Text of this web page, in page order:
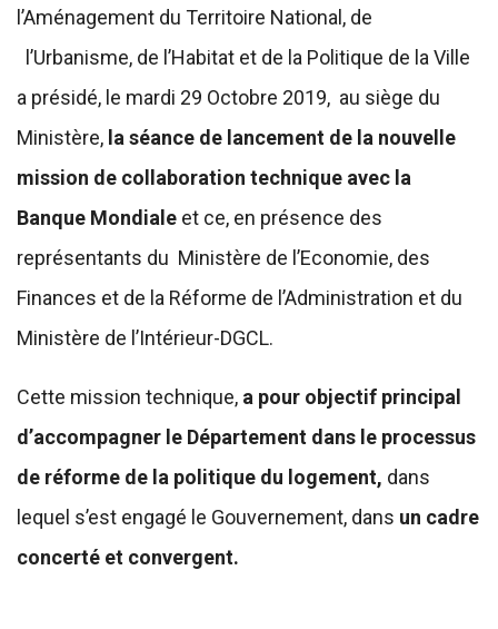
l’Aménagement du Territoire National, de
l’Urbanisme, de l’Habitat et de la Politique de la Ville
a présidé, le mardi 29 Octobre 2019, au siège du
Ministère, la séance de lancement de la nouvelle
mission de collaboration technique avec la
Banque Mondiale et ce, en présence des
représentants du Ministère de l’Economie, des
Finances et de la Réforme de l’Administration et du
Ministère de l’Intérieur-DGCL.
Cette mission technique, a pour objectif principal
d’accompagner le Département dans le processus
de réforme de la politique du logement, dans
lequel s’est engagé le Gouvernement, dans un cadre
concerté et convergent.